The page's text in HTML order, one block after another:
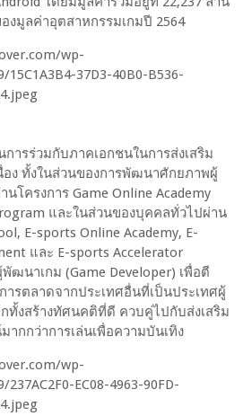
งมูลค่าอุตสาหกรรมเกมปี 2564
ารร่วมกับภาคเอกชนในการส่งเสริม
อง ทั้งในส่วนของการพัฒนาศักยภาพผู้
โครงการ Game Online Academy
และในส่วนของบุคคลทั่วไปผ่าน
E-sports Online Academy, E-
และ E-sports Accelerator
ฒนาเกม (Game Developer) เพื่อตี
ารตลาดจากประเทศอื่นที่เป็นประเทศผู้
ทั้งสร้างทัศนคติที่ดี ควบคู่ไปกับส่งเสริม
ากกว่าการเล่นเพื่อความบันเทิง